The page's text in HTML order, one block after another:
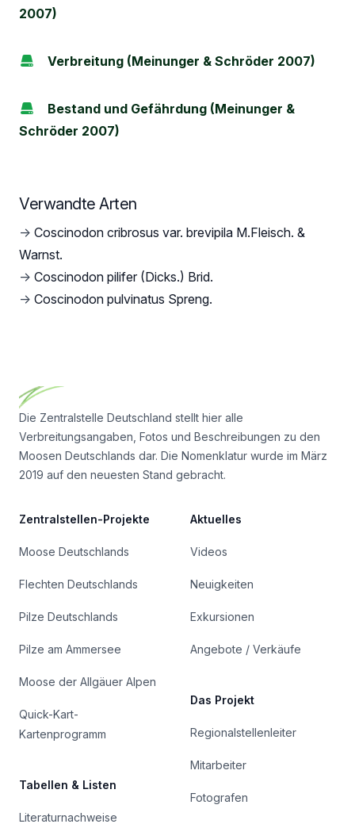
2007)
Verbreitung (Meinunger & Schröder 2007)
Bestand und Gefährdung (Meinunger &
Schröder 2007)
Verwandte Arten
→ Coscinodon cribrosus var. brevipila M.Fleisch. &
Warnst.
→ Coscinodon pilifer (Dicks.) Brid.
→ Coscinodon pulvinatus Spreng.
Die Zentralstelle Deutschland stellt hier alle
Verbreitungsangaben, Fotos und Beschreibungen zu den
Moosen Deutschlands dar. Die Nomenklatur wurde im März
2019 auf den neuesten Stand gebracht.
Zentralstellen-Projekte
Moose Deutschlands
Flechten Deutschlands
Pilze Deutschlands
Pilze am Ammersee
Moose der Allgäuer Alpen
Quick-Kart-
Kartenprogramm
Tabellen & Listen
Literaturnachweise
Aktuelles
Videos
Neuigkeiten
Exkursionen
Angebote / Verkäufe
Das Projekt
Regionalstellenleiter
Mitarbeiter
Fotografen